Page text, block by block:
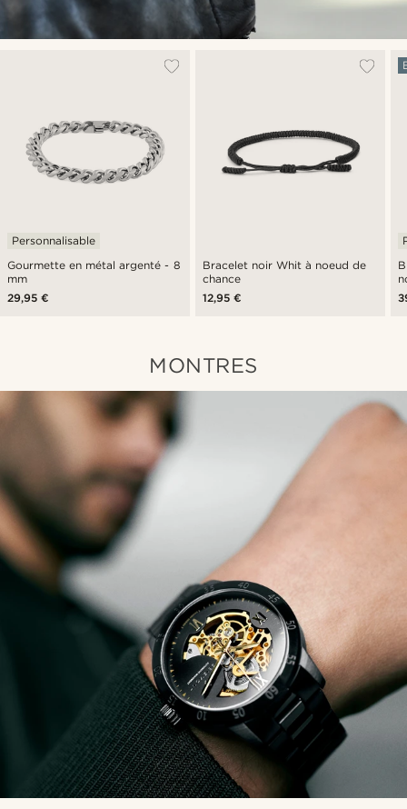
Gourmette en métal argenté - 8
mm
Personnalisable
29,95 €
Bracelet noir Whit à noeud de
chance
12,95 €
MONTRES